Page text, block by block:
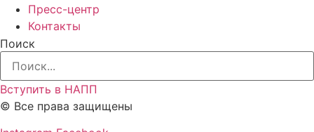
Пресс-центр
Контакты
Поиск
Вступить в НАПП
© Все права защищены